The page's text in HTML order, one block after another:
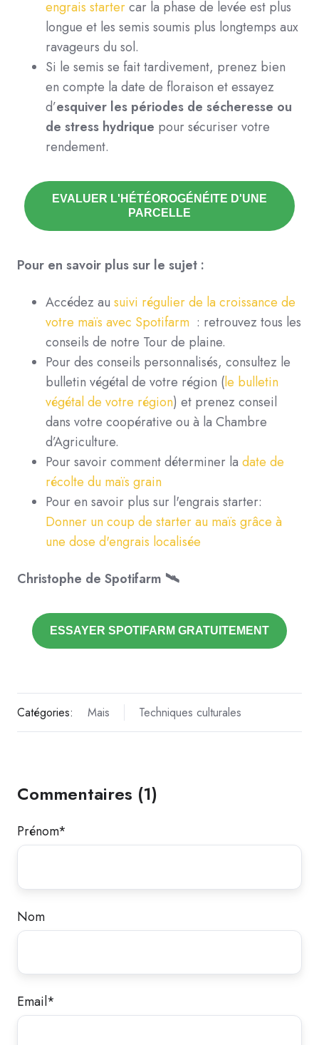
engrais startercar la phase de levée est plus
longue et les semis soumis plus longtemps aux
ravageurs du sol.
Si le semis se fait tardivement, prenez bien
en compte la date de floraison et essayez
d’esquiver les périodes de sécheresse ou
de stress hydrique pour sécuriser votre
rendement.
EVALUER L'HÉTÉOROGÉNÉITE D'UNE
PARCELLE
Pour en savoir plus sur le sujet :
Accédez au suivi régulier de la croissance de
votre maïs avec Spotifarm : retrouvez tous les
conseils de notre Tour de plaine.
Pour des conseils personnalisés, consultez le
bulletin végétal de votre région (le bulletin
végétal de votre région) et prenez conseil
dans votre coopérative ou à la Chambre
d’Agriculture.
Pour savoir comment déterminer la date de
récolte du maïs grain
Pour en savoir plus sur l'engrais starter:
Donner un coup de starter au maïs grâce à
une dose d'engrais localisée
Christophe de Spotifarm 🛰️
ESSAYER SPOTIFARM GRATUITEMENT
Catégories: Mais Techniques culturales
Commentaires (1)
Prénom*
Nom
Email*